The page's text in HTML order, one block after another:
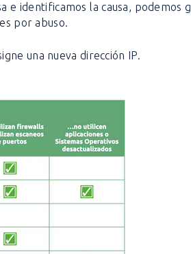
e identificamos la causa, podemos
por abuso.
una nueva dirección IP.